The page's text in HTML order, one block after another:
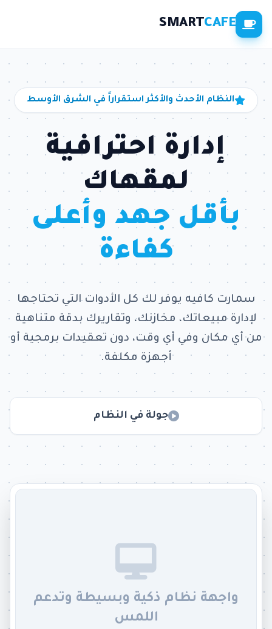
SMART CAFE
النظام الأحدث والأكثر استقراراً في الشرق الأوسط
إدارة احترافية
لمقهاك
بأقل جهد وأعلى
كفاءة
سمارت كافيه يوفر لك كل الأدوات التي تحتاجها
لإدارة مبيعاتك، مخازنك، وتقاريرك بدقة متناهية
من أي مكان وفي أي وقت، دون تعقيدات برمجية أو
أجهزة مكلفة.
جولة في النظام
واجهة نظام ذكية وبسيطة وتدعم
اللمس